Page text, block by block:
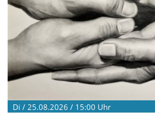
Di / 25.08.2026 / 15:00 Uhr